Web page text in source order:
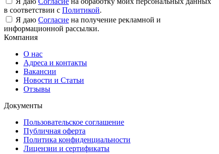
в соответствии с Политикой.
Я даю Согласие на получение рекламной и
информационной рассылки.
Компания
О нас
Адреса и контакты
Вакансии
Новости и Статьи
Отзывы
Документы
Пользовательское соглашение
Публичная оферта
Политика конфиденциальности
Лицензии и сертификаты